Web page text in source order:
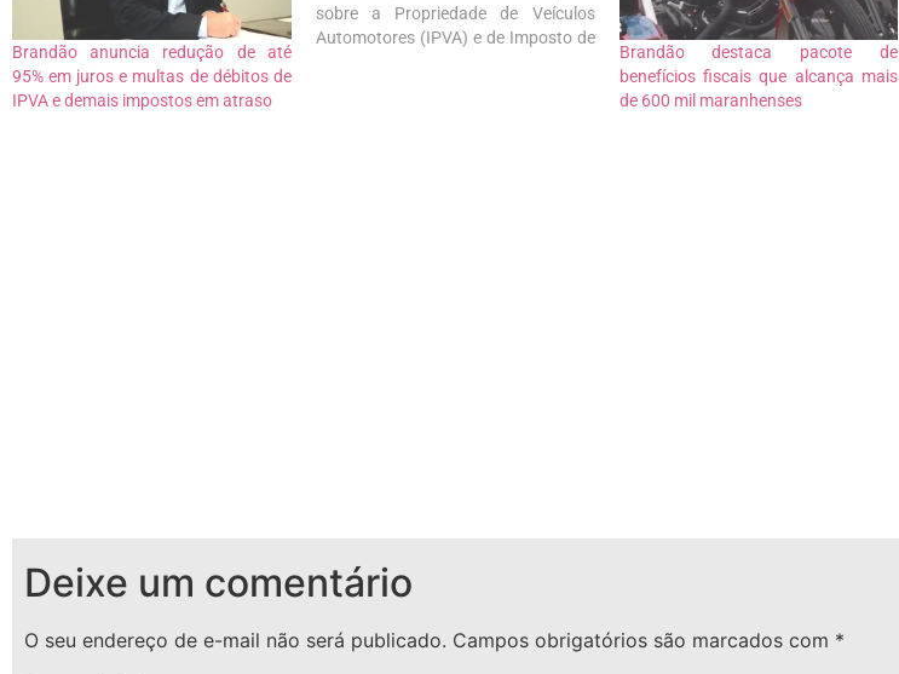
Brandão anuncia redução de até
95% em juros e multas de débitos de
IPVA e demais impostos em atraso
sobre a Propriedade de Veículos
Automotores (IPVA) e de Imposto de
Brandão destaca pacote de
benefícios fiscais que alcança mais
de 600 mil maranhenses
Deixe um comentário
O seu endereço de e-mail não será publicado. Campos obrigatórios são marcados com *